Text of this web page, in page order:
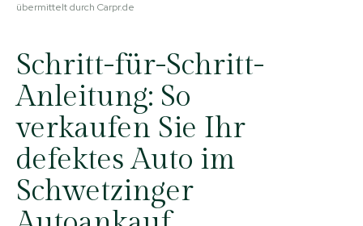
übermittelt durch Carpr.de
Schritt-für-Schritt-
Anleitung: So
verkaufen Sie Ihr
defektes Auto im
Schwetzinger